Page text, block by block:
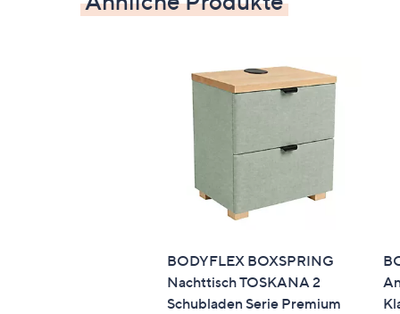
Dieser Artikel kann nicht an einen
BODYFLEX BOXSPRING
Nachttisch TOSKANA 2
Schubladen Serie Premium